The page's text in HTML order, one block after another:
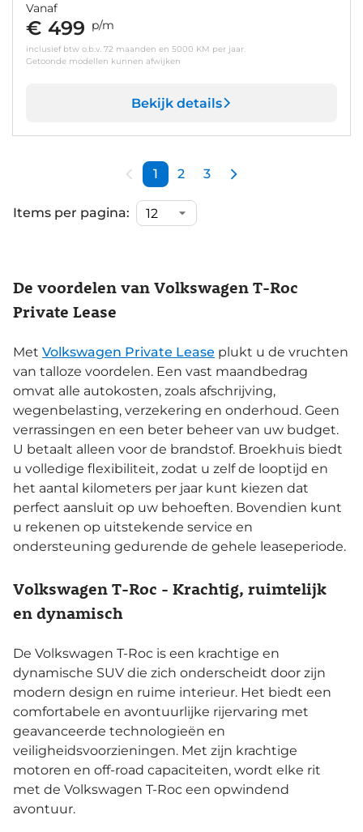
Vanaf
€ 499 p/m
inclusief btw o.b.v. 72 maanden en 5000 KM per jaar.
Getoonde modellen kunnen afwijken
Bekijk details
1 2 3
Items per pagina:
De voordelen van Volkswagen T-Roc
Private Lease
Met Volkswagen Private Lease plukt u de vruchten
van talloze voordelen. Een vast maandbedrag
omvat alle autokosten, zoals afschrijving,
wegenbelasting, verzekering en onderhoud. Geen
verrassingen en een beter beheer van uw budget.
U betaalt alleen voor de brandstof. Broekhuis biedt
u volledige flexibiliteit, zodat u zelf de looptijd en
het aantal kilometers per jaar kunt kiezen dat
perfect aansluit op uw behoeften. Bovendien kunt
u rekenen op uitstekende service en
ondersteuning gedurende de gehele leaseperiode.
Volkswagen T-Roc - Krachtig, ruimtelijk
en dynamisch
De Volkswagen T-Roc is een krachtige en
dynamische SUV die zich onderscheidt door zijn
modern design en ruime interieur. Het biedt een
comfortabele en avontuurlijke rijervaring met
geavanceerde technologieën en
veiligheidsvoorzieningen. Met zijn krachtige
motoren en off-road capaciteiten, wordt elke rit
met de Volkswagen T-Roc een opwindend
avontuur.